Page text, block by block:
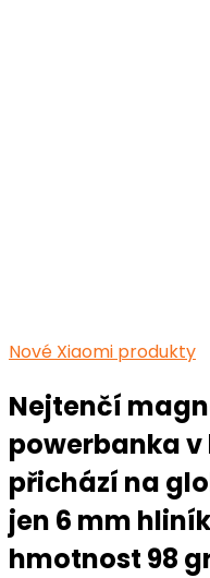
Nové Xiaomi produkty
Nejtenčí
powerbanka
přichází na
jen 6 mm
hmotnost 98